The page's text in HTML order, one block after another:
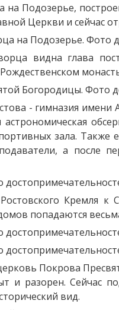
Подозерье,
Церкви и сейчас
видна глава
- гимназия имени
зала.
а после
Кремля к
попадаются
Покрова
и разорен. Сейчас
вид.